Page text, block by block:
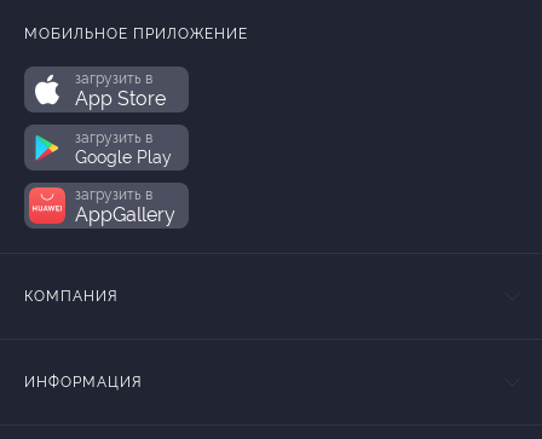
МОБИЛЬНОЕ ПРИЛОЖЕНИЕ
загрузить в
App Store
загрузить в
Google Play
загрузить в
AppGallery
КОМПАНИЯ
ИНФОРМАЦИЯ